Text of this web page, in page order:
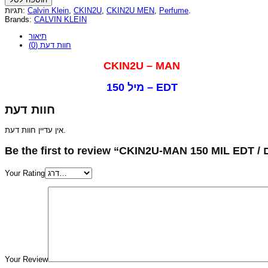
תגיות: Calvin Klein, CKIN2U, CKIN2U MEN, Perfume.
Brands: CALVIN KLEIN
תיאור
חוות דעת (0)
CKIN2U – MAN
150 מיל – EDT
חוות דעת
Your Rating
Your Review